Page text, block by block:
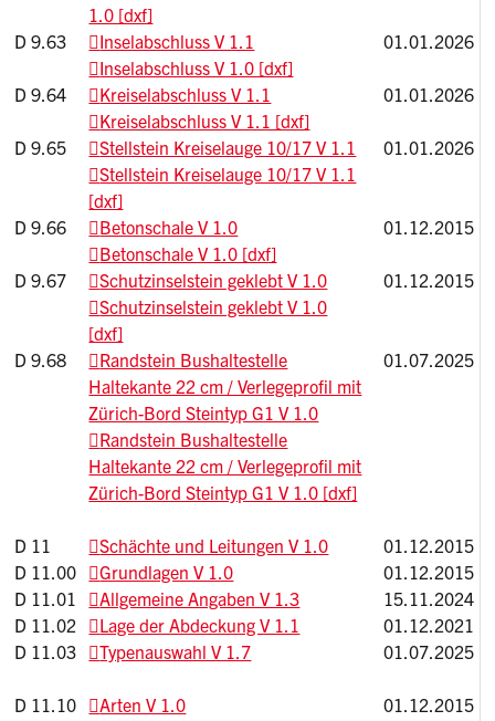
1.0 [dxf]
D 9.63
Inselabschluss V 1.1
01.01.2026
Inselabschluss V 1.0 [dxf]
D 9.64
Kreiselabschluss V 1.1
01.01.2026
Kreiselabschluss V 1.1 [dxf]
D 9.65
Stellstein Kreiselauge 10/17 V 1.1
01.01.2026
Stellstein Kreiselauge 10/17 V 1.1
[dxf]
D 9.66
Betonschale V 1.0
01.12.2015
Betonschale V 1.0 [dxf]
D 9.67
Schutzinselstein geklebt V 1.0
01.12.2015
Schutzinselstein geklebt V 1.0
[dxf]
D 9.68
Randstein Bushaltestelle
Haltekante 22 cm / Verlegeprofil mit
Zürich-Bord Steintyp G1 V 1.0
01.07.2025
Randstein Bushaltestelle
Haltekante 22 cm / Verlegeprofil mit
Zürich-Bord Steintyp G1 V 1.0 [dxf]
D 11 Schächte und Leitungen V 1.0
01.12.2015
D 11.00
Grundlagen V 1.0
01.12.2015
D 11.01
Allgemeine Angaben V 1.3
15.11.2024
D 11.02
Lage der Abdeckung V 1.1
01.12.2021
D 11.03
Typenauswahl V 1.7 01.07.2025
D 11.10 Arten V 1.0
01.12.2015